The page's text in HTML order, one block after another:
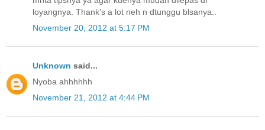
loyangnya. Thank's a lot neh n dtunggu blsanya..
November 20, 2012 at 5:17 PM
Unknown said...
Nyoba ahhhhhh
November 21, 2012 at 4:44 PM